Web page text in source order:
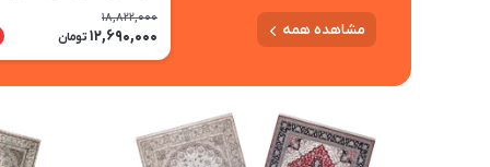
مشاهده همه
چرک
18,822,000
12,690,000 تومان